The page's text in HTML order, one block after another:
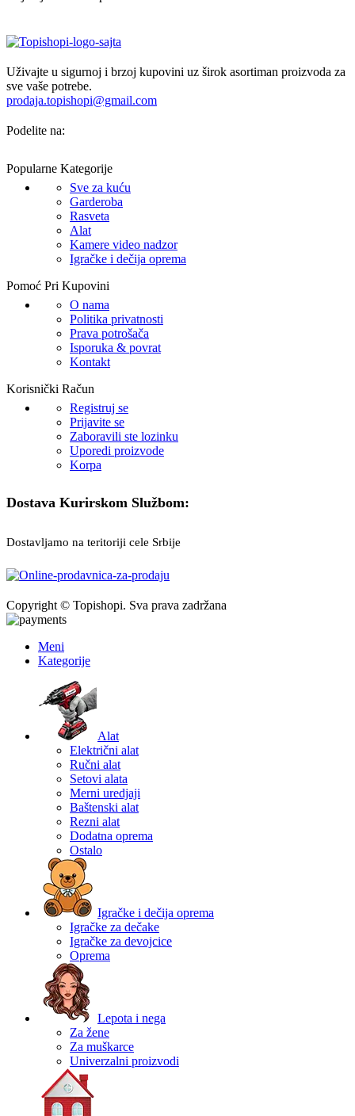
Uživajte u sigurnoj i brzoj kupovini uz širok asortiman proizvoda za
sve vaše potrebe.
prodaja.topishopi@gmail.com
Podelite na:
Popularne Kategorije
Sve za kuću
Garderoba
Rasveta
Alat
Kamere video nadzor
Igračke i dečija oprema
Pomoć Pri Kupovini
O nama
Politika privatnosti
Prava potrošača
Isporuka & povrat
Kontakt
Korisnički Račun
Registruj se
Prijavite se
Zaboravili ste lozinku
Uporedi proizvode
Korpa
Dostava Kurirskom Službom:
Dostavljamo na teritoriji cele Srbije
Copyright © Topishopi. Sva prava zadržana
Meni
Kategorije
Alat
Električni alat
Ručni alat
Setovi alata
Merni uredjaji
Baštenski alat
Rezni alat
Dodatna oprema
Ostalo
Igračke i dečija oprema
Igračke za dečake
Igračke za devojcice
Oprema
Lepota i nega
Za žene
Za muškarce
Univerzalni proizvodi